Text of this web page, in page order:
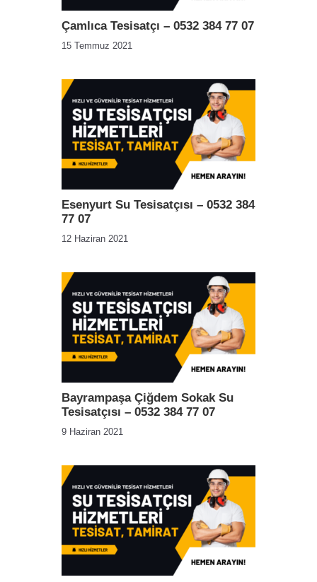
Çamlıca Tesisatçı – 0532 384 77 07
15 Temmuz 2021
Esenyurt Su Tesisatçısı – 0532 384
77 07
12 Haziran 2021
Bayrampaşa Çiğdem Sokak Su
Tesisatçısı – 0532 384 77 07
9 Haziran 2021